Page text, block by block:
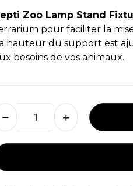
Zoo Lamp Stand
pour faciliter la
hauteur du support est
besoins de vos animaux.